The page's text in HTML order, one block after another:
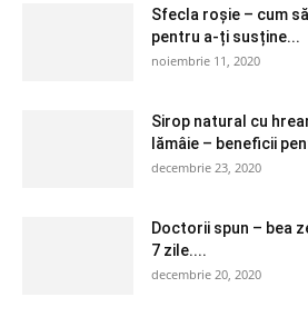
Sfecla roșie – cum
pentru a-ți susține...
noiembrie 11, 2020
Sirop natural cu
lămâie – beneficii
decembrie 23, 2020
Doctorii spun – bea
7 zile....
decembrie 20, 2020